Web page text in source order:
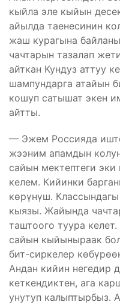
кыйла эле кыйын
айылда таенесинин
жаш курагына
чачтарын тазалап
айткан Кундуз аттуу
шампундарга атайын
кошуп сатышат экен
айтты.
— Эжем Россияда
жээним апамдын
сайын мектептеги
келем. Кийинки
көрүнүш.
кыязы. Жайында
таштоого туура
сайын кыйыныраак
бит-сиркелер
Андан кийин негедир
кеткендиктен, ага
унутуп калыптырбыз.